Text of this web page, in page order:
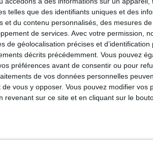
telles que des identifiants uniques et des
et du contenu personnalisés, des mesures
de services. Avec votre permission,
de géolocalisation précises et d’identification
décrits précédemment. Vous pouvez
préférences avant de consentir ou pour
de vos données personnelles
vous y opposer. Vous pouvez modifier vos
revenant sur ce site et en cliquant sur le
Voir tout
Savoir Maigrir vous
de votre objectif
2 min)